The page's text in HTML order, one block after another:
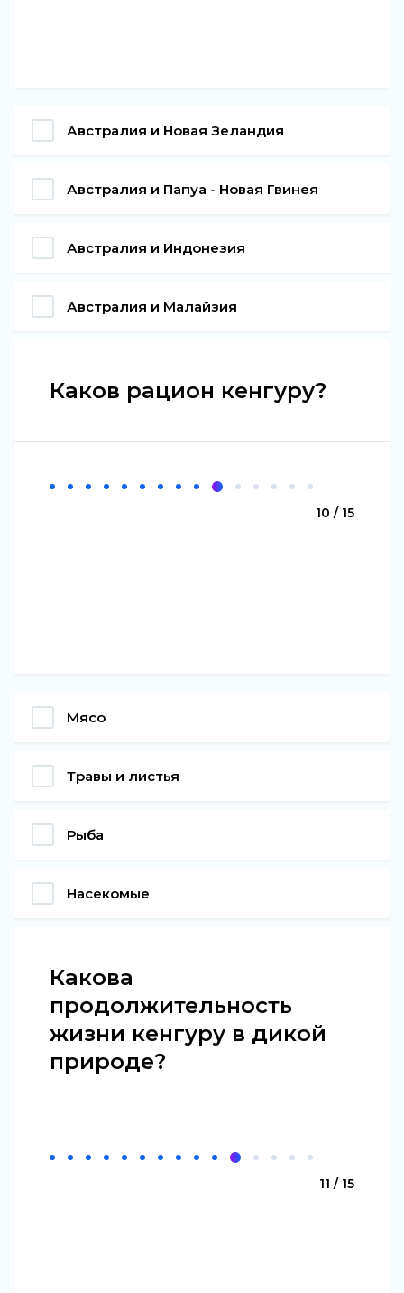
Австралия и Новая Зеландия
Австралия и Папуа - Новая Гвинея
Австралия и Индонезия
Австралия и Малайзия
Каков рацион кенгуру?
10 / 15
Мясо
Травы и листья
Рыба
Насекомые
Какова
продолжительность
жизни кенгуру в дикой
природе?
11 / 15